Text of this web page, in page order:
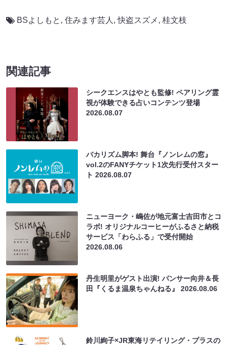
BSよしもと , 住みます芸人 ,快盗スズメ , 桂文枝
関連記事
シークエンスはやとも監修! ペアリング霊
視が体験できる占いコンテンツ登場
2026.08.07
バカリズム脚本! 舞台『ノンレムの窓』
vol.2のFANYチケット1次先行受付スター
ト2026.08.07
ニューヨーク・嶋佐が地元富士吉田市とコ
ラボ! オリジナルコーヒーがふるさと納税
サービス「わらふる」で受付開始
2026.08.06
丹生明里がゲスト出演! パンサー向井＆長
田『くるま温泉ちゃんねる』2026.08.06
鈴川絢子×JR東海リテイリング・プラスの